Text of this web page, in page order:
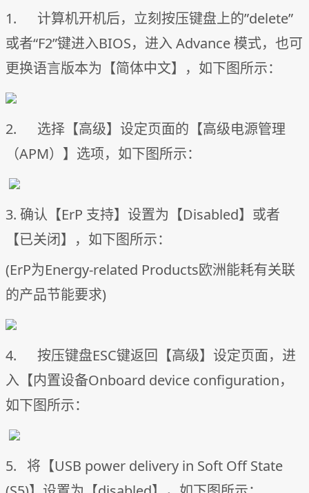
1. 计算机开机后，立刻按压键盘上的”delete”
或者“F2”键进入BIOS，进入 Advance 模式，也可
更换语言版本为【简体中文】，如下图所示：
2. 选择【高级】设定页面的【高级电源管理
（APM）】选项，如下图所示：
3. 确认【ErP 支持】设置为【Disabled】或者
【已关闭】，如下图所示：
(ErP为Energy-related Products欧洲能耗有关联
的产品节能要求)
4. 按压键盘ESC键返回【高级】设定页面，进
入【内置设备Onboard device configuration，
如下图所示：
5. 将【USB power delivery in Soft Off State